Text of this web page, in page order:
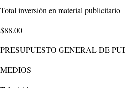
Total inversión en material publicitario
$88.00
PRESUPUESTO GENERAL DE
MEDIOS